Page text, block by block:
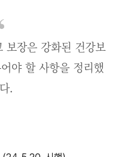
보장은 강화된 건강보
야 할 사항을 정리했
.